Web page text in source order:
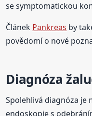
se symptomatickou
Článek Pankreas by
povědomí o nové
Diagnóza
Spolehlivá diagnóza
endoskopie s